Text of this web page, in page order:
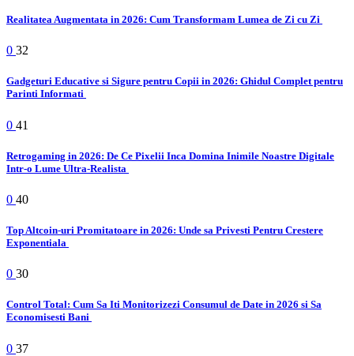
Realitatea Augmentata in 2026: Cum Transformam Lumea de Zi cu Zi
0 32
Gadgeturi Educative si Sigure pentru Copii in 2026: Ghidul Complet pentru
Parinti Informati
0 41
Retrogaming in 2026: De Ce Pixelii Inca Domina Inimile Noastre Digitale
Intr-o Lume Ultra-Realista
0 40
Top Altcoin-uri Promitatoare in 2026: Unde sa Privesti Pentru Crestere
Exponentiala
0 30
Control Total: Cum Sa Iti Monitorizezi Consumul de Date in 2026 si Sa
Economisesti Bani
0 37